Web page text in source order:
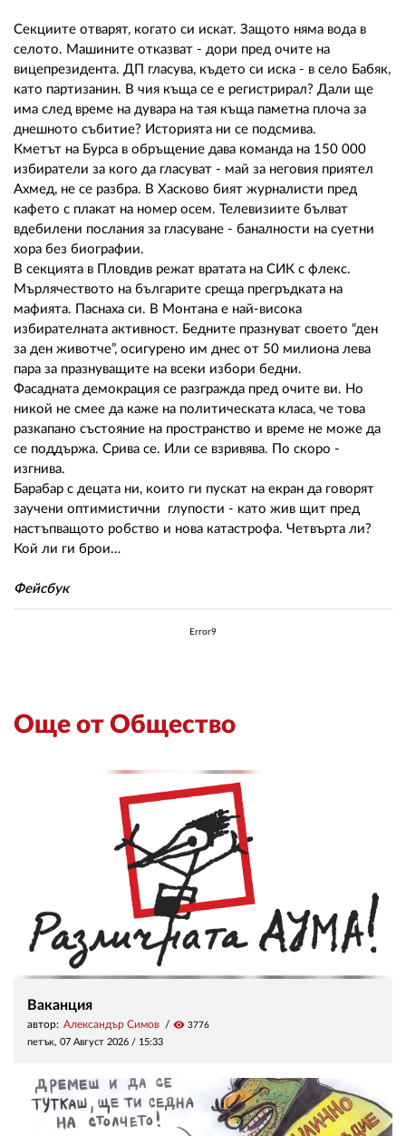
Секциите отварят, когато си искат. Защото няма вода в
селото. Машините отказват - дори пред очите на
вицепрезидента. ДП гласува, където си иска - в село Бабяк,
като партизанин. В чия къща се е регистрирал? Дали ще
има след време на дувара на тая къща паметна плоча за
днешното събитие? Историята ни се подсмива.
Кметът на Бурса в обръщение дава команда на 150 000
избиратели за кого да гласуват - май за неговия приятел
Ахмед, не се разбра. В Хасково бият журналисти пред
кафето с плакат на номер осем. Телевизиите бълват
вдебилени послания за гласуване - баналности на суетни
хора без биографии.
В секцията в Пловдив режат вратата на СИК с флекс.
Мърлячеството на българите среща прегръдката на
мафията. Паснаха си. В Монтана е най-висока
избирателната активност. Бедните празнуват своето “ден
за ден животче”, осигурено им днес от 50 милиона лева
пара за празнуващите на всеки избори бедни.
Фасадната демокрация се разгражда пред очите ви. Но
никой не смее да каже на политическата класа, че това
разкапано състояние на пространство и време не може да
се поддържа. Срива се. Или се взривява. По скоро -
изгнива.
Барабар с децата ни, които ги пускат на екран да говорят
заучени оптимистични глупости - като жив щит пред
настъпващото робство и нова катастрофа. Четвърта ли?
Кой ли ги брои…
Фейсбук
Error9
Още от Общество
Ваканция
автор: Александър Симов visibility 3776
петък, 07 Август 2026 / 15:33
РЕДАКЦИЯ
КОНТАКТИ
РЕКЛАМА
АБОНАМЕНТ
УСЛОВИЯ ЗА ПОЛЗВАНЕ
ПОЛИТИКА ЗА БИСКВИТКИТЕ
ПОВЕРИТЕЛНОСТ
02 975 20 35